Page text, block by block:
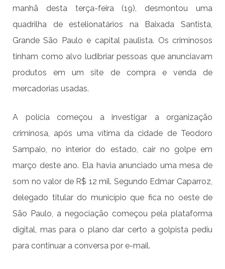
manhã desta terça-feira (19), desmontou uma
quadrilha de estelionatários na Baixada Santista,
Grande São Paulo e capital paulista. Os criminosos
tinham como alvo ludibriar pessoas que anunciavam
produtos em um site de compra e venda de
mercadorias usadas.
A polícia começou a investigar a organização
criminosa, após uma vítima da cidade de Teodoro
Sampaio, no interior do estado, cair no golpe em
março deste ano. Ela havia anunciado uma mesa de
som no valor de R$ 12 mil. Segundo Edmar Caparroz,
delegado titular do município que fica no oeste de
São Paulo, a negociação começou pela plataforma
digital, mas para o plano dar certo a golpista pediu
para continuar a conversa por e-mail.